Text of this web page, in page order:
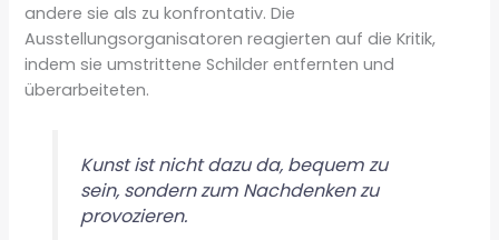
andere sie als zu konfrontativ. Die
Ausstellungsorganisatoren reagierten auf die Kritik,
indem sie umstrittene Schilder entfernten und
überarbeiteten.
Kunst ist nicht dazu da, bequem zu
sein, sondern zum Nachdenken zu
provozieren.